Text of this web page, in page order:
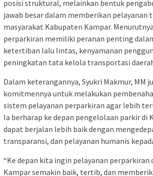
posisi struktural, melainkan bentuk
jawab besar dalam memberikan pelayanan
masyarakat Kabupaten Kampar.
perparkiran memiliki peranan penting
ketertiban lalu lintas, kenyamanan
peningkatan tata kelola transportasi
Dalam keterangannya, Syukri Makmur, MM
komitmennya untuk melakukan
sistem pelayanan perparkiran agar lebih
Ia berharap ke depan pengelolaan parkir di
dapat berjalan lebih baik dengan
transparansi, dan pelayanan humanis
“Ke depan kita ingin pelayanan perparkiran
Kampar semakin baik, tertib, dan